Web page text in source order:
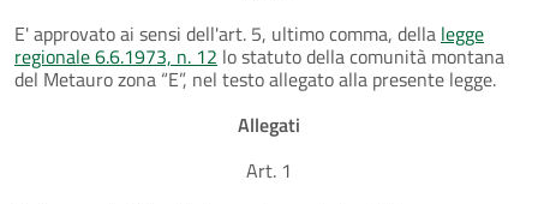
E' approvato ai sensi dell'art. 5, ultimo comma, della legge
regionale 6.6.1973, n. 12 lo statuto della comunità montana
del Metauro zona “E”, nel testo allegato alla presente legge.
Allegati
Art. 1